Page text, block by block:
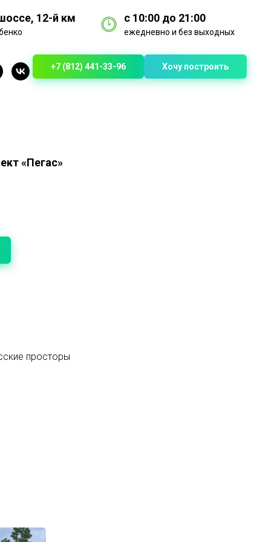
12-й км с 10:00 до 21:00
ежедневно и без выходных
+7 (812) 441-33-96 Хочу построить
«Пегас»
просторы